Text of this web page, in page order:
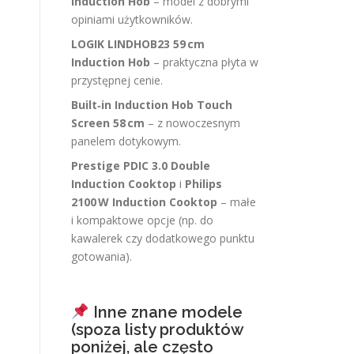
opiniami użytkowników.
LOGIK LINDHOB23 59 cm
Induction Hob – praktyczna płyta w
przystępnej cenie.
Built‑in Induction Hob Touch
Screen 58 cm – z nowoczesnym
panelem dotykowym.
Prestige PDIC 3.0 Double
Induction Cooktop i Philips
2100 W Induction Cooktop – małe
i kompaktowe opcje (np. do
kawalerek czy dodatkowego punktu
gotowania).
Inne znane modele
(spoza listy produktów
poniżej, ale często